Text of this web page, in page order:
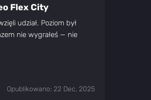
Flex City
udział. Poziom był
nie wygrałeś — nie
Opublikowano: 22 Dec, 2025